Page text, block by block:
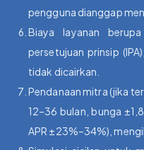
pengguna dianggap
Biaya layanan
persetujuan prinsip
tidak dicairkan.
Pendanaan mitra (jika
12–36 bulan, bunga
APR ±23%–34%),